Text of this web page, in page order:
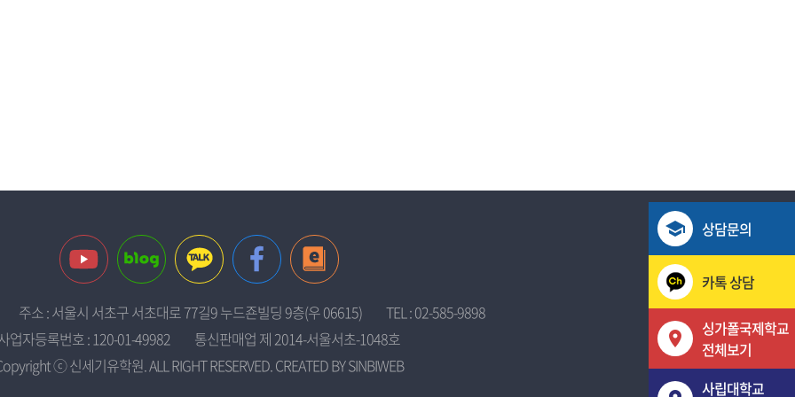
상담문의
카톡 상담
싱가폴국제학교
전체보기
사립대학교
주소 : 서울시 서초구 서초대로 77길9 누드죤빌딩 9층(우 06615)
TEL : 02-585-9898
업자등록번호 : 120-01-49982
통신판매업 제 2014-서울서초-1048호
ⓒ 신세기유학원. ALL RIGHT RESERVED. CREATED BYSINBIWEB